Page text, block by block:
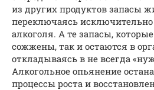
из других продуктов запасы
переключаясь
алкоголя. А те запасы,
сожжены, так и остаются в
откладываясь в не всегда
Алкогольное опьянение
процессы роста и